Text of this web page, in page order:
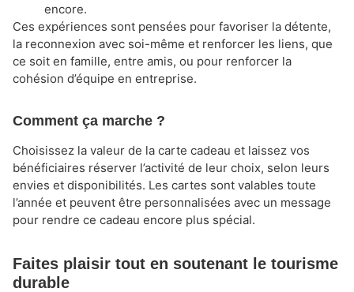
encore.
Ces expériences sont pensées pour favoriser la détente,
la reconnexion avec soi-même et renforcer les liens, que
ce soit en famille, entre amis, ou pour renforcer la
cohésion d’équipe en entreprise.
Comment ça marche ?
Choisissez la valeur de la carte cadeau et laissez vos
bénéficiaires réserver l’activité de leur choix, selon leurs
envies et disponibilités. Les cartes sont valables toute
l’année et peuvent être personnalisées avec un message
pour rendre ce cadeau encore plus spécial.
Faites plaisir tout en soutenant le tourisme
durable